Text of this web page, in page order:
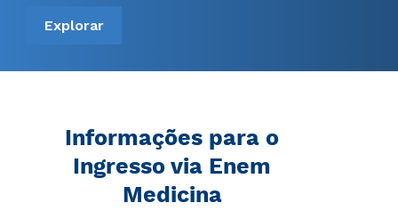
Explorar
Informações para o
Ingresso via Enem
Medicina